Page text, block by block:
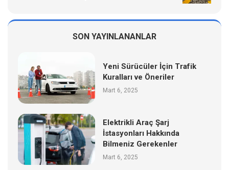
SON YAYINLANANLAR
Yeni Sürücüler İçin Trafik
Kuralları ve Öneriler
Mart 6, 2025
Elektrikli Araç Şarj
İstasyonları Hakkında
Bilmeniz Gerekenler
Mart 6, 2025